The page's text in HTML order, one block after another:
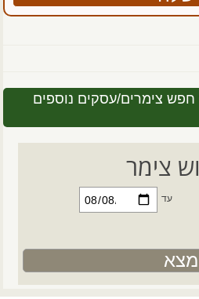
צימרים/עסקים נוספים
צימר
עד